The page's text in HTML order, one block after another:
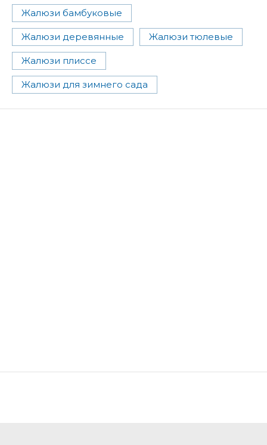
Жалюзи бамбуковые
Жалюзи деревянные Жалюзи тюлевые
Жалюзи плиссе
Жалюзи для зимнего сада